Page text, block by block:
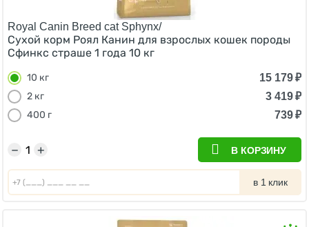
Royal Canin Breed cat Sphynx/
Сухой корм Роял Канин для взрослых кошек породы
Сфинкс страше 1 года 10 кг
10 кг 15 179₽
2 кг
3 419₽
400 г
739₽
+
− В КОРЗИНУ
в 1 клик